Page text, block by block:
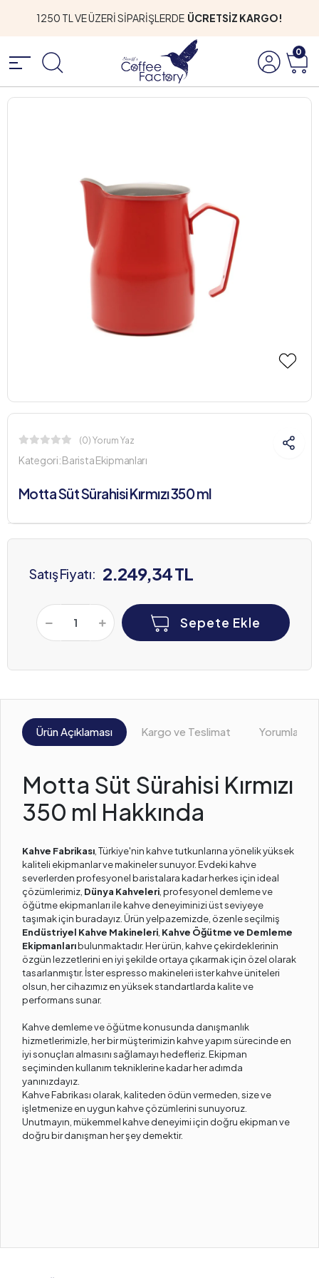
1250 TL VE ÜZERİ SİPARİŞLERDE ÜCRETSİZ KARGO!
0
(0) Yorum Yaz
Kategori:Barista Ekipmanları
Motta Süt Sürahisi Kırmızı 350 ml
Satış Fiyatı: 2.249,34 TL
Sepete Ekle
Ürün Açıklaması Kargo ve Teslimat Yorumlar
Motta Süt Sürahisi Kırmızı
350 ml Hakkında
Kahve Fabrikası , Türkiye'nin kahve tutkunlarına yönelik yüksek
kaliteli ekipmanlar ve makineler sunuyor. Evdeki kahve
severlerden profesyonel baristalara kadar herkes için ideal
çözümlerimiz, Dünya Kahveleri , profesyonel demleme ve
öğütme ekipmanları ile kahve deneyiminizi üst seviyeye
taşımak için buradayız. Ürün yelpazemizde, özenle seçilmiş
Endüstriyel Kahve Makineleri Kahve Öğütme ve Demleme
Ekipmanlarıbulunmaktadır. Her ürün, kahve çekirdeklerinin
özgün lezzetlerini en iyi şekilde ortaya çıkarmak için özel olarak
tasarlanmıştır. İster espresso makineleri ister kahve üniteleri
olsun, her cihazımız en yüksek standartlarda kalite ve
performans sunar.
Kahve demleme ve öğütme konusunda danışmanlık
hizmetlerimizle, her bir müşterimizin kahve yapım sürecinde en
iyi sonuçları almasını sağlamayı hedefleriz. Ekipman
seçiminden kullanım tekniklerine kadar her adımda
yanınızdayız.
Kahve Fabrikası olarak, kaliteden ödün vermeden, size ve
işletmenize en uygun kahve çözümlerini sunuyoruz.
Unutmayın, mükemmel kahve deneyimi için doğru ekipman ve
doğru bir danışman her şey demektir.